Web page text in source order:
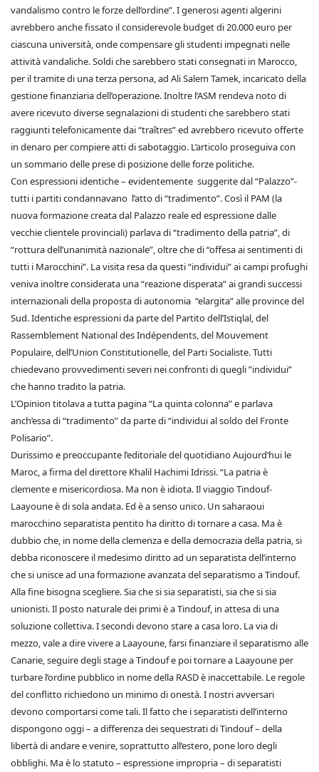
vandalismo contro le forze dell’ordine”. I generosi agenti algerini
avrebbero anche fissato il considerevole budget di 20.000 euro per
ciascuna università, onde compensare gli studenti impegnati nelle
attività vandaliche. Soldi che sarebbero stati consegnati in Marocco,
per il tramite di una terza persona, ad Ali Salem Tamek, incaricato della
gestione finanziaria dell’operazione. Inoltre l’ASM rendeva noto di
avere ricevuto diverse segnalazioni di studenti che sarebbero stati
raggiunti telefonicamente dai “traîtres” ed avrebbero ricevuto offerte
in denaro per compiere atti di sabotaggio. L’articolo proseguiva con
un sommario delle prese di posizione delle forze politiche.
Con espressioni identiche – evidentemente suggerite dal “Palazzo”-
tutti i partiti condannavano l’atto di “tradimento”. Così il PAM (la
nuova formazione creata dal Palazzo reale ed espressione dalle
vecchie clientele provinciali) parlava di “tradimento della patria”, di
“rottura dell’unanimità nazionale”, oltre che di “offesa ai sentimenti di
tutti i Marocchini”. La visita resa da questi “individui” ai campi profughi
veniva inoltre considerata una “reazione disperata” ai grandi successi
internazionali della proposta di autonomia “elargita” alle province del
Sud. Identiche espressioni da parte del Partito dell’Istiqlal, del
Rassemblement National des Indépendents, del Mouvement
Populaire, dell’Union Constitutionelle, del Parti Socialiste. Tutti
chiedevano provvedimenti severi nei confronti di quegli ”individui”
che hanno tradito la patria.
L’Opinion titolava a tutta pagina “La quinta colonna” e parlava
anch’essa di “tradimento” da parte di “individui al soldo del Fronte
Polisario”.
Durissimo e preoccupante l’editoriale del quotidiano Aujourd’hui le
Maroc, a firma del direttore Khalil Hachimi Idrissi. “La patria è
clemente e misericordiosa. Ma non è idiota. Il viaggio Tindouf-
Laayoune è di sola andata. Ed è a senso unico. Un saharaoui
marocchino separatista pentito ha diritto di tornare a casa. Ma è
dubbio che, in nome della clemenza e della democrazia della patria, si
debba riconoscere il medesimo diritto ad un separatista dell’interno
che si unisce ad una formazione avanzata del separatismo a Tindouf.
Alla fine bisogna scegliere. Sia che si sia separatisti, sia che si sia
unionisti. Il posto naturale dei primi è a Tindouf, in attesa di una
soluzione collettiva. I secondi devono stare a casa loro. La via di
mezzo, vale a dire vivere a Laayoune, farsi finanziare il separatismo alle
Canarie, seguire degli stage a Tindouf e poi tornare a Laayoune per
turbare l’ordine pubblico in nome della RASD è inaccettabile. Le regole
del conflitto richiedono un minimo di onestà. I nostri avversari
devono comportarsi come tali. Il fatto che i separatisti dell’interno
dispongono oggi – a differenza dei sequestrati di Tindouf – della
libertà di andare e venire, soprattutto all’estero, pone loro degli
obblighi. Ma è lo statuto – espressione impropria – di separatisti